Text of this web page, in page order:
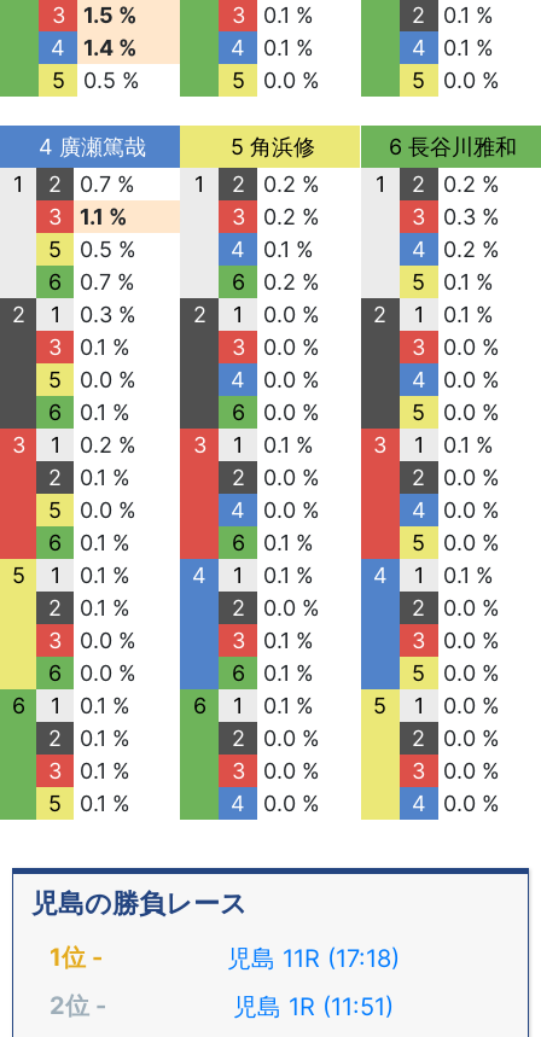
3
1.5 %
4
1.4 %
5
0.5 %
3
0.1 %
4
0.1 %
5
0.0 %
2
0.1 %
4
0.1 %
5
0.0 %
4 廣瀬篤哉
1
2
0.7 %
3
1.1 %
5
0.5 %
6
0.7 %
2
1
0.3 %
3
0.1 %
5
0.0 %
6
0.1 %
3
1
0.2 %
2
0.1 %
5
0.0 %
6
0.1 %
5
1
0.1 %
2
0.1 %
3
0.0 %
6
0.0 %
6
1
0.1 %
2
0.1 %
3
0.1 %
5
0.1 %
5 角浜修
1
2
0.2 %
3
0.2 %
4
0.1 %
6
0.2 %
2
1
0.0 %
3
0.0 %
4
0.0 %
6
0.0 %
3
1
0.1 %
2
0.0 %
4
0.0 %
6
0.1 %
4
1
0.1 %
2
0.0 %
3
0.1 %
6
0.1 %
6
1
0.1 %
2
0.0 %
3
0.0 %
4
0.0 %
6 長谷川雅和
1
2
0.2 %
3
0.3 %
4
0.2 %
5
0.1 %
2
1
0.1 %
3
0.0 %
4
0.0 %
5
0.0 %
3
1
0.1 %
2
0.0 %
4
0.0 %
5
0.0 %
4
1
0.1 %
2
0.0 %
3
0.0 %
5
0.0 %
5
1
0.0 %
2
0.0 %
3
0.0 %
4
0.0 %
児島の勝負レース
児島 11R (17:18)
児島 1R (11:51)